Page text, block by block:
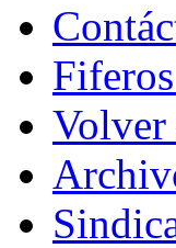
Volver